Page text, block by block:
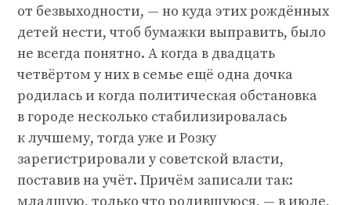
от безвыходности, — но куда этих рождённых
детей нести, чтоб бумажки выправить, было
не всегда понятно. А когда в двадцать
четвёртом у них в семье ещё одна дочка
родилась и когда политическая обстановка
в городе несколько стабилизировалась
к лучшему, тогда уже и Розку
зарегистрировали у советской власти,
поставив на учёт. Причём записали так: